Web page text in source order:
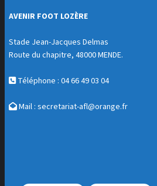
AVENIR FOOT LOZÈRE
Stade Jean-Jacques Delmas
Route du chapitre, 48000 MENDE.
Téléphone : 04 66 49 03 04
Mail : secretariat-afl@orange.fr